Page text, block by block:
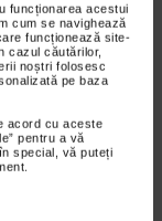
funcționarea acestui
cum se navighează
funcționează site-
cazul căutărilor,
noștri folosesc
pe baza
acord cu aceste
pentru a vă
special, vă puteți
perfect firele de
coafarea; Masca
Uleiul de…
întreg: